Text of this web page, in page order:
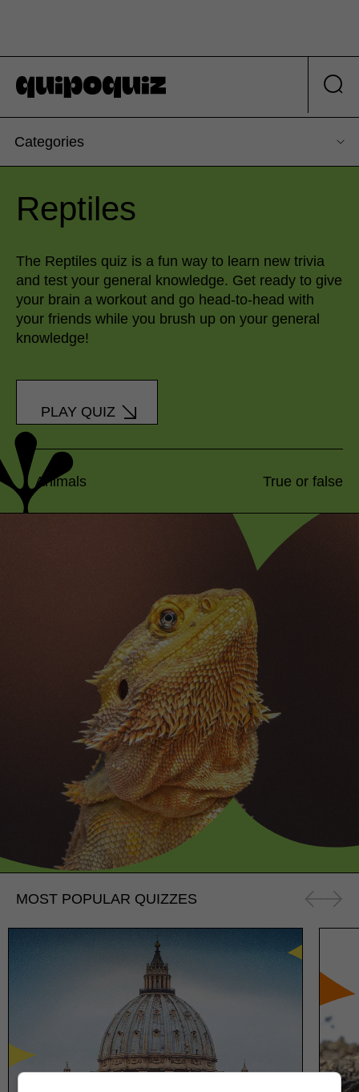
Categories
Reptiles
The Reptiles quiz is a fun way to learn new trivia
and test your general knowledge. Get ready to give
your brain a workout and go head-to-head with
your friends while you brush up on your general
knowledge!
PLAY QUIZ
Animals True or false
MOST POPULAR QUIZZES